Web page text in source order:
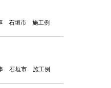
石垣市 施工例
石垣市 施工例